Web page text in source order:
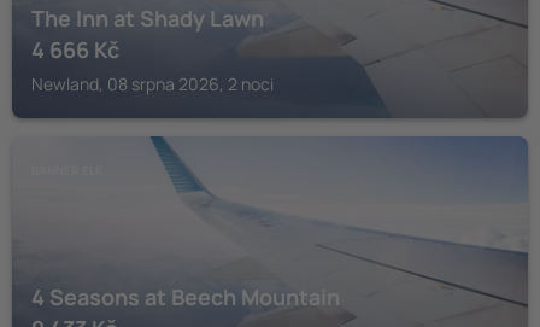
The Inn at Shady Lawn
4 666 Kč
Newland, 08 srpna 2026, 2 noci
4 Seasons at Beech Mountain